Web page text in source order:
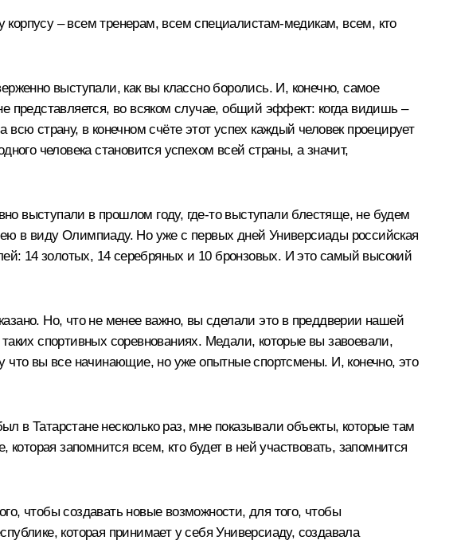
корпусу – всем тренерам, всем специалистам-медикам, всем, кто
выступали, как вы классно боролись. И, конечно, самое
представляется, во всяком случае, общий эффект: когда видишь –
страну, в конечном счёте этот успех каждый человек проецирует
человека становится успехом всей страны, а значит,
выступали в прошлом году, где‑то выступали блестяще, не будем
в виду Олимпиаду. Но уже с первых дней Универсиады российская
14 золотых, 14 серебряных и 10 бронзовых. И это самый высокий
Но, что не менее важно, вы сделали это в преддверии нашей
спортивных соревнованиях. Медали, которые вы завоевали,
что вы все начинающие, но уже опытные спортсмены. И, конечно, это
в Татарстане несколько раз, мне показывали объекты, которые там
запомнится всем, кто будет в ней участвовать, запомнится
чтобы создавать новые возможности, для того, чтобы
которая принимает у себя Универсиаду, создавала